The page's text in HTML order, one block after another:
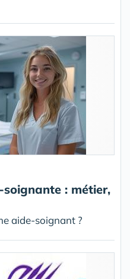
: métier,
aide-soignant ?